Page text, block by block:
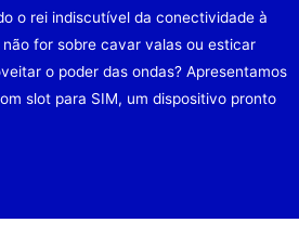
o rei indiscutível da conectividade à
for sobre cavar valas ou esticar
o poder das ondas? Apresentamos
slot para SIM, um dispositivo pronto